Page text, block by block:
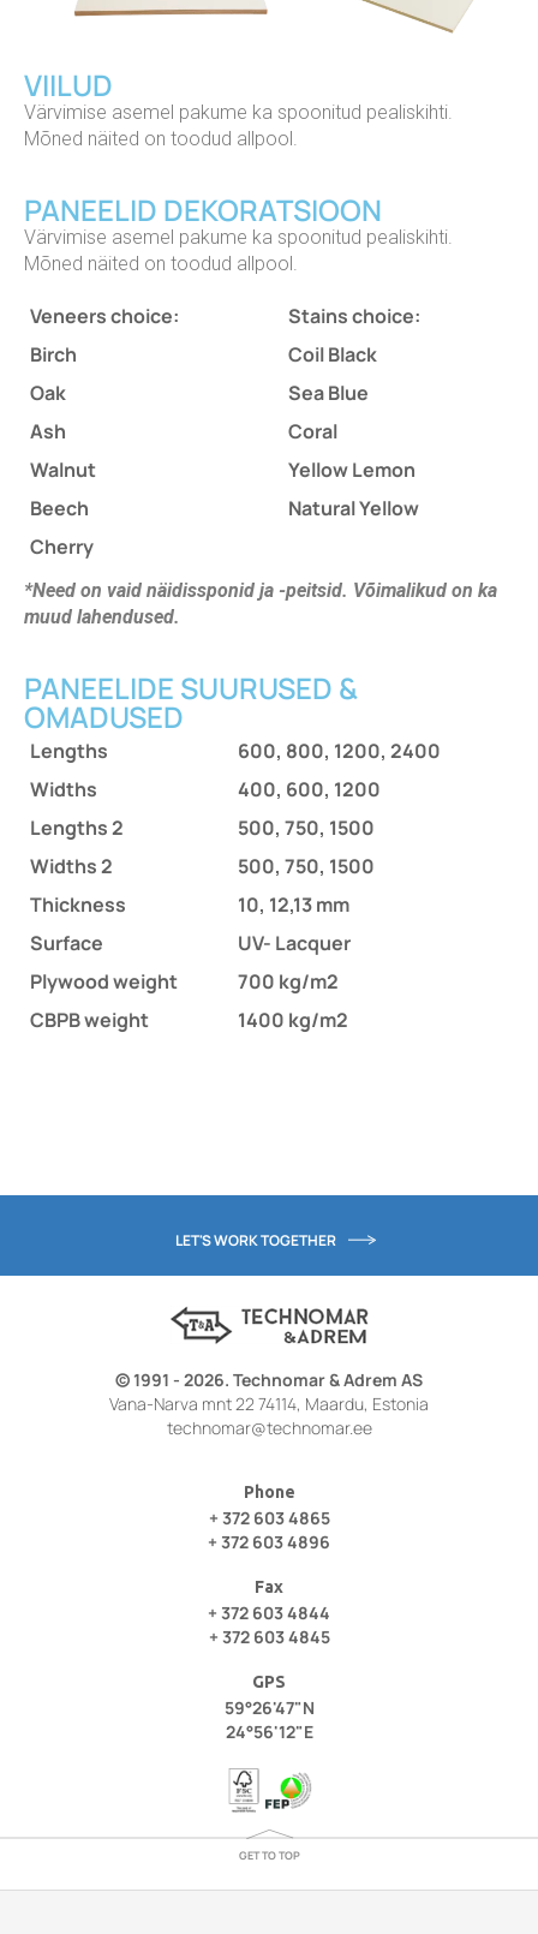
VIILUD
Värvimise asemel pakume ka spoonitud pealiskihti.
Mõned näited on toodud allpool.
PANEELID DEKORATSIOON
Värvimise asemel pakume ka spoonitud pealiskihti.
Mõned näited on toodud allpool.
Veneers choice:
Stains choice:
Birch
Coil Black
Oak
Sea Blue
Ash
Coral
Walnut
Yellow Lemon
Beech
Natural Yellow
Cherry
*Need on vaid näidissponid ja -peitsid. Võimalikud on ka
muud lahendused.
PANEELIDE SUURUSED &
OMADUSED
Lengths
600, 800, 1200, 2400
Widths
400, 600, 1200
Lengths 2
500, 750, 1500
Widths 2
500, 750, 1500
Thickness
10, 12,13 mm
Surface
UV- Lacquer
Plywood weight
700 kg/m2
CBPB weight
1400 kg/m2
LET'S WORK TOGETHER
© 1991 - 2026. Technomar & Adrem AS
Vana-Narva mnt 22 74114, Maardu, Estonia
technomar@technomar.ee
Phone
+ 372 603 4865
+ 372 603 4896
Fax
+ 372 603 4844
+ 372 603 4845
GPS
59°26'47"N
24°56'12"E
GET TO TOP